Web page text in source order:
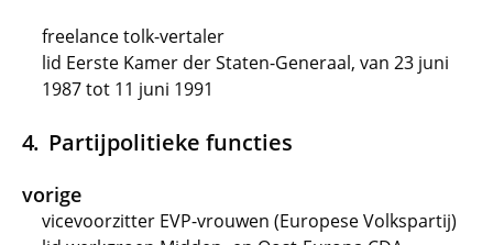
freelance tolk-vertaler
lid Eerste Kamer der Staten-Generaal, van 23 juni
1987 tot 11 juni 1991
Partijpolitieke functies
vorige
vicevoorzitter EVP-vrouwen (Europese Volkspartij)